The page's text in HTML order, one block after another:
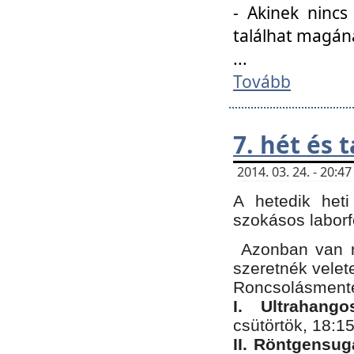
- Akinek
találhat
...
Tovább
7. hét és
2014. 03. 24. -
A hetedik
szokásos
Azonban van
szeretnék
I.
csütörtök,
II.